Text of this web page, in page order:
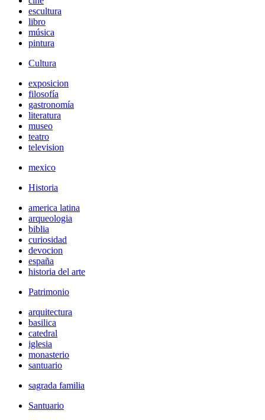
escultura
libro
música
pintura
Cultura
exposicion
filosofía
gastronomía
literatura
museo
teatro
television
mexico
Historia
america latina
arqueologia
biblia
curiosidad
devocion
españa
historia del arte
Patrimonio
arquitectura
basilica
catedral
iglesia
monasterio
santuario
sagrada familia
Santuario